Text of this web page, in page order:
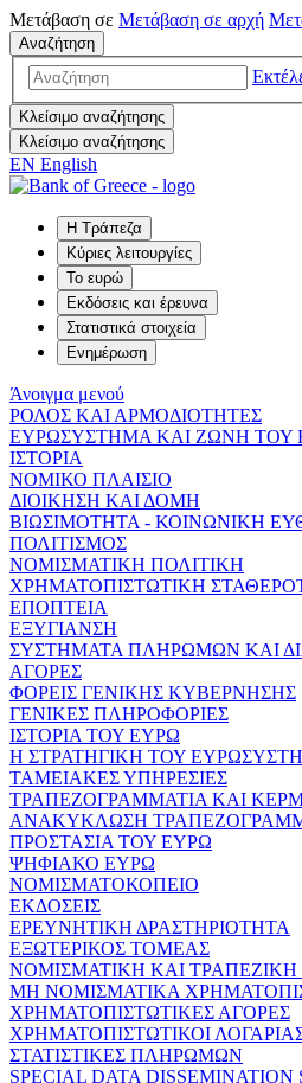
Μετάβαση σε Μετάβαση σε αρχή
Αναζήτηση
Κλείσιμο αναζήτησης
Κλείσιμο αναζήτησης
EN English
Η Τράπεζα
Κύριες λειτουργίες
Το ευρώ
Εκδόσεις και έρευνα
Στατιστικά στοιχεία
Ενημέρωση
Άνοιγμα μενού
ΡΟΛΟΣ ΚΑΙ ΑΡΜΟΔΙΟΤΗΤΕΣ
ΕΥΡΩΣΥΣΤΗΜΑ ΚΑΙ ΖΩΝΗ ΤΟΥ
ΙΣΤΟΡΙΑ
ΝΟΜΙΚΟ ΠΛΑΙΣΙΟ
ΔΙΟΙΚΗΣΗ ΚΑΙ ΔΟΜΗ
ΒΙΩΣΙΜΟΤΗΤΑ - ΚΟΙΝΩΝΙΚΗ
ΠΟΛΙΤΙΣΜΟΣ
ΝΟΜΙΣΜΑΤΙΚΗ ΠΟΛΙΤΙΚΗ
ΧΡΗΜΑΤΟΠΙΣΤΩΤΙΚΗ
ΕΠΟΠΤΕΙΑ
ΕΞΥΓΙΑΝΣΗ
ΣΥΣΤΗΜΑΤΑ ΠΛΗΡΩΜΩΝ ΚΑΙ
ΑΓΟΡΕΣ
ΦΟΡΕΙΣ ΓΕΝΙΚΗΣ ΚΥΒΕΡΝΗΣΗΣ
ΓΕΝΙΚΕΣ ΠΛΗΡΟΦΟΡΙΕΣ
ΙΣΤΟΡΙΑ ΤΟΥ ΕΥΡΩ
Η ΣΤΡΑΤΗΓΙΚΗ ΤΟΥ
ΤΑΜΕΙΑΚΕΣ ΥΠΗΡΕΣΙΕΣ
ΤΡΑΠΕΖΟΓΡΑΜΜΑΤΙΑ ΚΑΙ
ΑΝΑΚΥΚΛΩΣΗ
ΠΡΟΣΤΑΣΙΑ ΤΟΥ ΕΥΡΩ
ΨΗΦΙΑΚΟ ΕΥΡΩ
ΝΟΜΙΣΜΑΤΟΚΟΠΕΙΟ
ΕΚΔΟΣΕΙΣ
ΕΡΕΥΝΗΤΙΚΗ ΔΡΑΣΤΗΡΙΟΤΗΤΑ
ΕΞΩΤΕΡΙΚΟΣ ΤΟΜΕΑΣ
ΝΟΜΙΣΜΑΤΙΚΗ ΚΑΙ ΤΡΑΠΕΖΙΚΗ
ΜΗ ΝΟΜΙΣΜΑΤΙΚΑ
ΧΡΗΜΑΤΟΠΙΣΤΩΤΙΚΕΣ ΑΓΟΡΕΣ
ΧΡΗΜΑΤΟΠΙΣΤΩΤΙΚΟΙ
ΣΤΑΤΙΣΤΙΚΕΣ ΠΛΗΡΩΜΩΝ
SPECIAL DATA DISSEMINATION